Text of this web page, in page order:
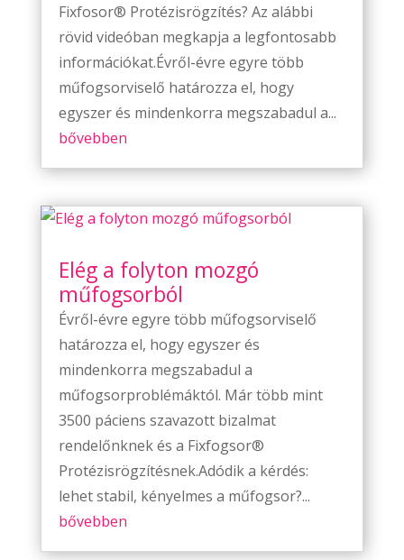
Fixfosor® Protézisrögzítés? Az alábbi
rövid videóban megkapja a legfontosabb
információkat.Évről-évre egyre több
műfogsorviselő határozza el, hogy
egyszer és mindenkorra megszabadul a...
bővebben
Elég a folyton mozgó
műfogsorból
Évről-évre egyre több műfogsorviselő
határozza el, hogy egyszer és
mindenkorra megszabadul a
műfogsorproblémáktól. Már több mint
3500 páciens szavazott bizalmat
rendelőnknek és a Fixfogsor®
Protézisrögzítésnek.Adódik a kérdés:
lehet stabil, kényelmes a műfogsor?...
bővebben